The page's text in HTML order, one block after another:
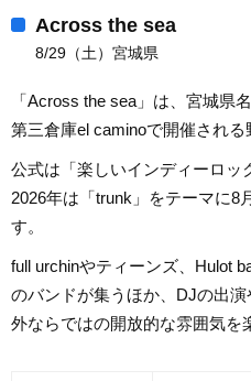
Across the sea
8/29（土）宮城県
「Across the sea」は、宮城県
第三倉庫el caminoで開催される
公式は「楽しいインディーロッ
2026年は「trunk」をテーマに8
す。
full urchinやティーンズ、Hulot
のバンドが集うほか、DJの出
外ならではの開放的な雰囲気を